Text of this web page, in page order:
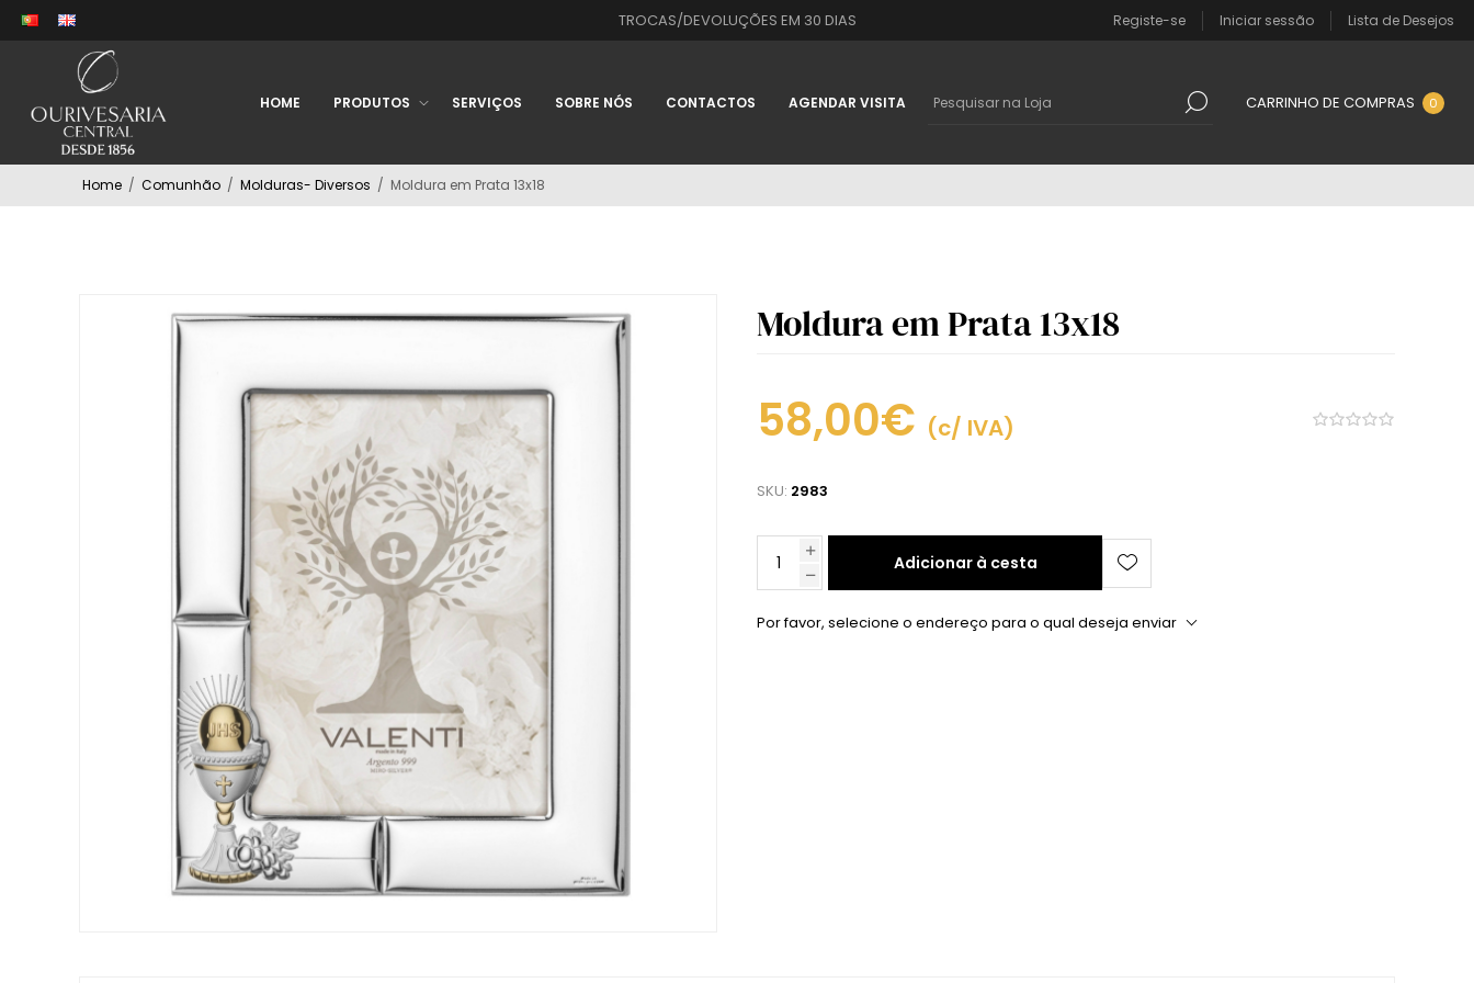
TROCAS/DEVOLUÇÕES EM 30 DIAS Registe-se Iniciar sessão Lista de Desejos
HOME PRODUTOS SERVIÇOS SOBRE NÓS CONTACTOS AGENDAR VISITA CARRINHO DE COMPRAS 0
Home / Comunhão / Molduras- Diversos / Moldura em Prata 13x18
Moldura em Prata 13x18
58,00€ (c/ IVA)
SKU: 2983
Adicionar à cesta
Por favor, selecione o endereço para o qual deseja enviar